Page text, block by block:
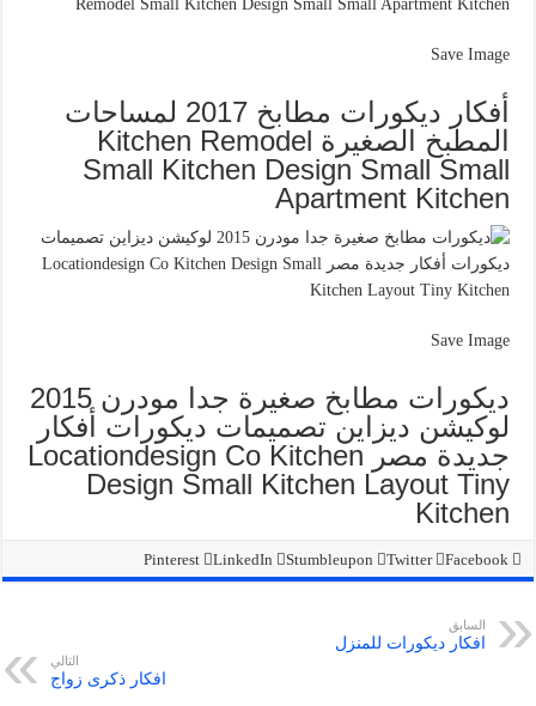
Save Image
أفكار ديكورات مطابخ 2017 لمساحات
المطبخ الصغيرة Kitchen Remodel
Small Kitchen Design Small Small
Apartment Kitchen
Save Image
ديكورات مطابخ صغيرة جدا مودرن 2015
لوكيشن ديزاين تصميمات ديكورات أفكار
جديدة مصر Locationdesign Co Kitchen
Design Small Kitchen Layout Tiny
Kitchen
Facebook
Twitter
Stumbleupon
LinkedIn
Pinterest
السابق
افكار ديكورات للمنزل
التالي
افكار ذكرى زواج